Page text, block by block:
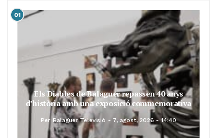
01
Els Diables de Balaguer repassen 40 anys
d’història amb una exposició commemorativa
Per Balaguer Televisió 7, agost, 2026 - 14:40